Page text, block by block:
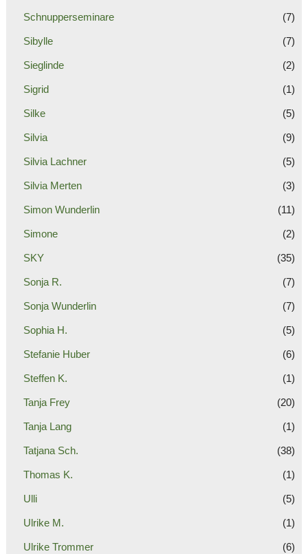
Schnupperseminare (7)
Sibylle (7)
Sieglinde (2)
Sigrid (1)
Silke (5)
Silvia (9)
Silvia Lachner (5)
Silvia Merten (3)
Simon Wunderlin (11)
Simone (2)
SKY (35)
Sonja R. (7)
Sonja Wunderlin (7)
Sophia H. (5)
Stefanie Huber (6)
Steffen K. (1)
Tanja Frey (20)
Tanja Lang (1)
Tatjana Sch. (38)
Thomas K. (1)
Ulli (5)
Ulrike M. (1)
Ulrike Trommer (6)